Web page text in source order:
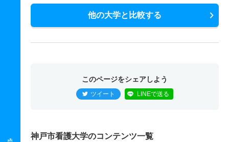
他の大学と比較する
このページをシェアしよう
ツイート LINEで送る
神戸市看護大学のコンテンツ一覧